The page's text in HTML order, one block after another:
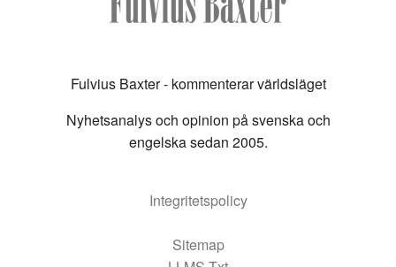
Fulvius Baxter - kommenterar världsläget
Nyhetsanalys och opinion på svenska och
engelska sedan 2005.
Integritetspolicy
Sitemap